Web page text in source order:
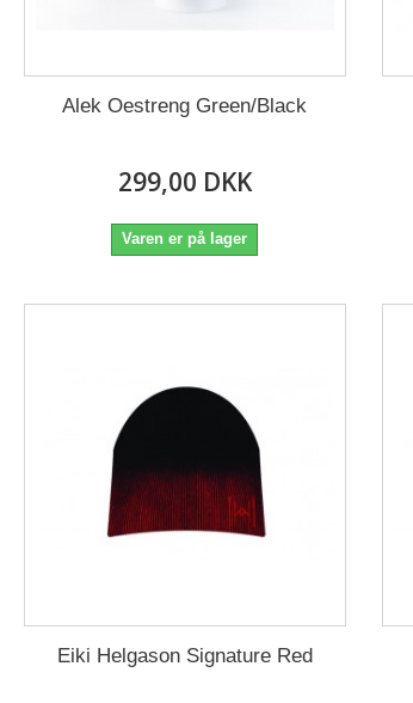
Alek Oestreng Green/Black
299,00 DKK
Varen er på lager
Eiki Helgason Signature Red